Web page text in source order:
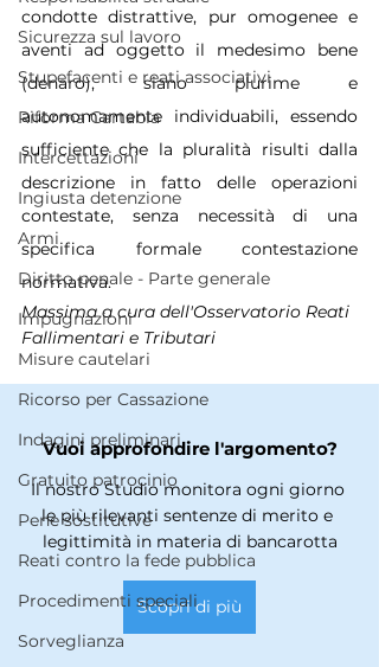
Sicurezza sul lavoro
Stupefacenti e reati associativi
Riforma Cartabia
Intercettazioni
Ingiusta detenzione
Armi
Diritto penale - Parte generale
Impugnazioni
Misure cautelari
Ricorso per Cassazione
Indagini preliminari
Gratuito patrocinio
Pene sostitutive
Reati contro la fede pubblica
Procedimenti speciali
Sorveglianza
condotte distrattive, pur omogenee e
aventi ad oggetto il medesimo bene
(denaro), siano plurime e
autonomamente individuabili, essendo
sufficiente che la pluralità risulti dalla
descrizione in fatto delle operazioni
contestate, senza necessità di una
specifica formale contestazione
normativa.
Massima a cura dell'Osservatorio Reati
Fallimentari e Tributari
Vuoi approfondire l'argomento?
Il nostro Studio monitora ogni giorno
le più rilevanti sentenze di merito e
legittimità in materia di bancarotta
Scopri di più